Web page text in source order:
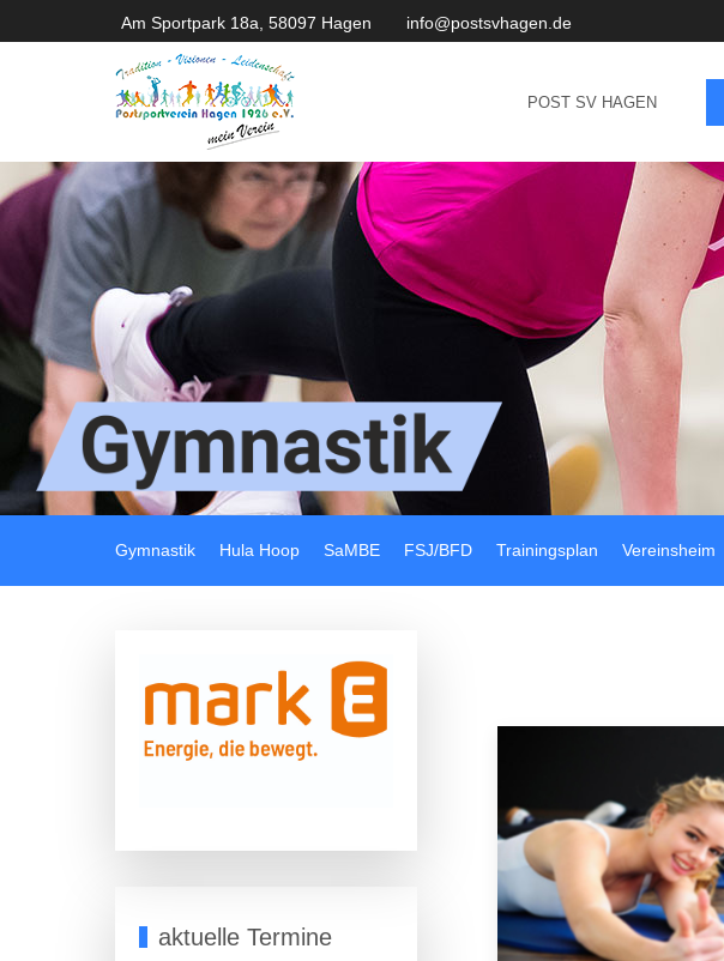
Am Sportpark 18a, 58097 Hagen info@postsvhagen.de
POST SV HAGEN
Gymnastik Hula Hoop SaMBE FSJ/BFD Trainingsplan Vereinsheim
aktuelle Termine